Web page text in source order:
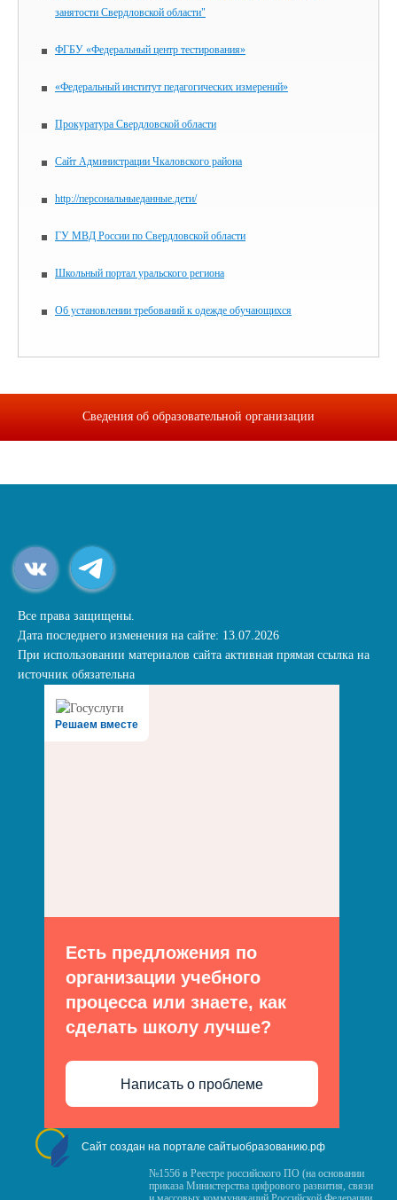
занятости Свердловской области"
ФГБУ «Федеральный центр тестирования»
«Федеральный институт педагогических измерений»
Прокуратура Свердловской области
Сайт Администрации Чкаловского района
http://персональныеданные.дети/
ГУ МВД России по Свердловской области
Школьный портал уральского региона
Об установлении требований к одежде обучающихся
Сведения об образовательной организации
Все права защищены.
Дата последнего изменения на сайте: 13.07.2026
При использовании материалов сайта активная прямая ссылка на
источник обязательна
Решаем вместе
Есть предложения по
организации учебного
процесса или знаете, как
сделать школу лучше?
Написать о проблеме
Сайт создан на портале сайтыобразованию.рф
№1556 в Реестре российского ПО (на основании
приказа Министерства цифрового развития, связи